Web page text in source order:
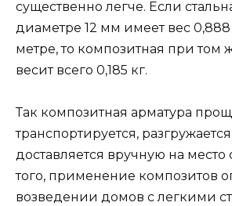
существенно легче. Если
диаметре 12 мм имеет вес
метре, то композитная при том
весит всего 0,185 кг.
Так композитная арматура
транспортируется,
доставляется вручную на
того, применение композитов
возведении домов с легкими